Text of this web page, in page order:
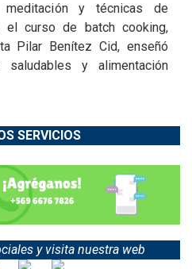
y técnicas de
el curso de batch cooking,
Pilar Benítez Cid, enseñó
saludables y alimentación
SERVICIOS
y visita nuestra web